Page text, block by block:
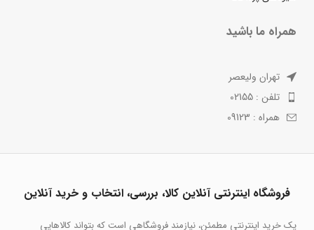
همراه ما باشید
تهران ولیعصر
تلفن : 02155
همراه : 09123
فروشگاه اینترنتی آنلاین کالا، بررسی، انتخاب و خرید آنلاین
یک خرید اینترنتی مطمئن، نیازمند فروشگاهی است که بتواند کالاهایی